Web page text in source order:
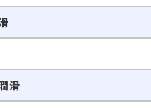
滑